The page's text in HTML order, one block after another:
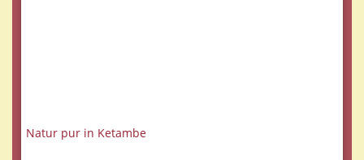
Natur pur in Ketambe